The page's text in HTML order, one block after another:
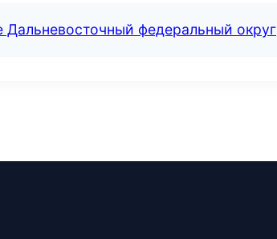
Дальневосточный федеральный округ